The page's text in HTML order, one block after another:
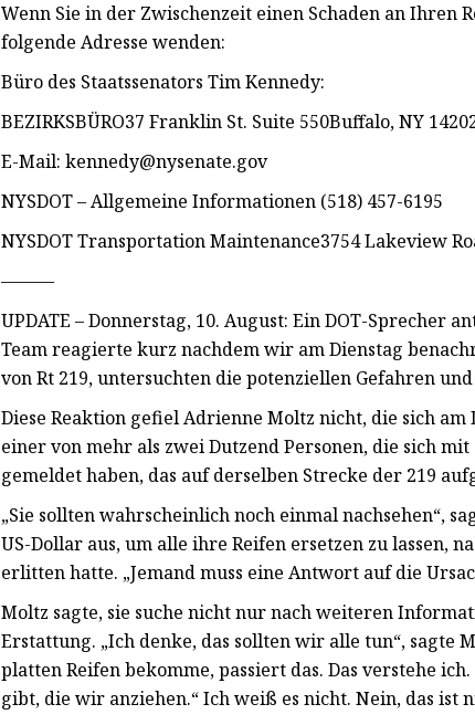
Wenn Sie in der Zwischenzeit einen Schaden an Ihren
folgende Adresse wenden:
Büro des Staatssenators Tim Kennedy:
BEZIRKSBÜRO37 Franklin St. Suite 550Buffalo, NY
E-Mail: kennedy@nysenate.gov
NYSDOT – Allgemeine Informationen (518) 457-6195
NYSDOT Transportation Maintenance3754 Lakeview
———
UPDATE – Donnerstag, 10. August: Ein DOT-Sprecher
Team reagierte kurz nachdem wir am Dienstag
von Rt 219, untersuchten die potenziellen Gefahren
Diese Reaktion gefiel Adrienne Moltz nicht, die sich
einer von mehr als zwei Dutzend Personen, die sich
gemeldet haben, das auf derselben Strecke der 219
„Sie sollten wahrscheinlich noch einmal nachsehen“,
US-Dollar aus, um alle ihre Reifen ersetzen zu lassen,
erlitten hatte. „Jemand muss eine Antwort auf die
Moltz sagte, sie suche nicht nur nach weiteren
Erstattung. „Ich denke, das sollten wir alle tun“, sagte
platten Reifen bekomme, passiert das. Das verstehe
gibt, die wir anziehen.“ Ich weiß es nicht. Nein, das ist